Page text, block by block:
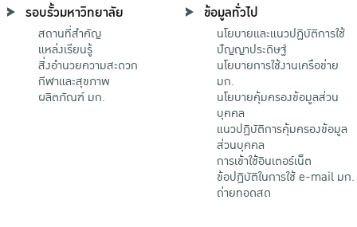
รอบรั้วมหาวิทยาลัย
สถานที่สำคัญ
แหล่งเรียนรู้
สิ่งอำนวยความสะดวก
กีฬาและสุขภาพ
ผลิตภัณฑ์ มก.
ข้อมูลทั่วไป
นโยบายและแนวปฏิบัติการใช้
ปัญญาประดิษฐ์
นโยบายการใช้งานเครือข่าย
มก.
นโยบายคุ้มครองข้อมูลส่วน
บุคคล
แนวปฏิบัติการคุ้มครองข้อมูล
ส่วนบุคคล
การเข้าใช้อินเตอร์เน็ต
ข้อปฏิบัติในการใช้ e-mail มก.
ถ่ายทอดสด